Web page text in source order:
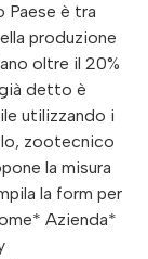
Paese è tra
produzione
oltre il 20%
detto è
utilizzando i
zootecnico
la misura
la form per
Azienda*